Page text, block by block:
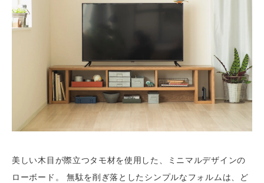
美しい木目が際立つタモ材を使用した、ミニマルデザインの
ローボード。 無駄を削ぎ落としたシンプルなフォルムは、ど